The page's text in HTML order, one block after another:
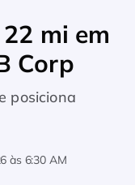
mi em
Corp
posiciona
às 6:30 AM